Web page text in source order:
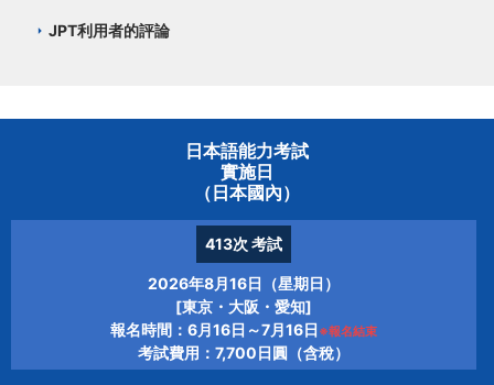
JPT利用者的評論
日本語能力考試
實施日
（日本國內）
413次 考試
2026年8月16日（星期日）
[東京・大阪・愛知]
報名時間：6月16日～7月16日 ※報名結束
考試費用：7,700日圓（含稅）